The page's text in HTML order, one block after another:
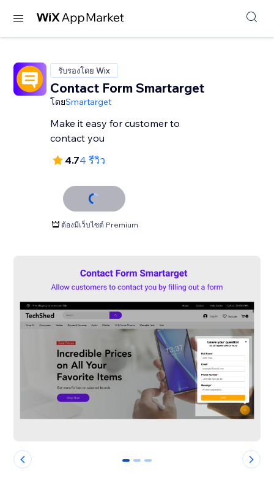
รับรองโดย Wix
Contact Form Smartarget
โดยSmartarget
Make it easy for customer to
contact you
4.74 รีวิว
ต้องมีเว็บไซต์ Premium
0 1 2